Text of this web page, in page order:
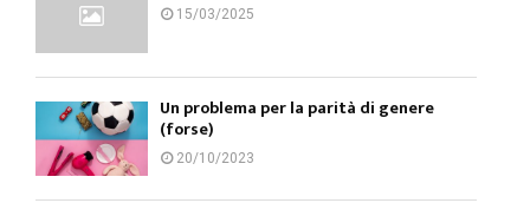
15/03/2025
Un problema per la parità di genere
(forse)
20/10/2023